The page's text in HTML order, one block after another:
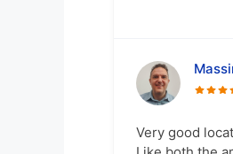
Very good